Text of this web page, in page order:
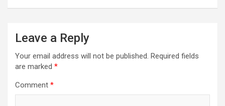
Leave a Reply
Your email address will not be published. Required fields
are marked *
Comment *